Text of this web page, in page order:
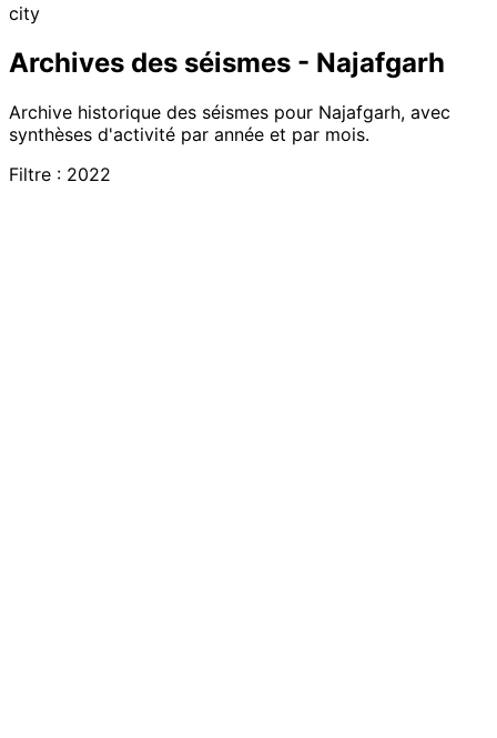
city
Archives des séismes - Najafgarh
Archive historique des séismes pour Najafgarh, avec
synthèses d'activité par année et par mois.
Filtre : 2022